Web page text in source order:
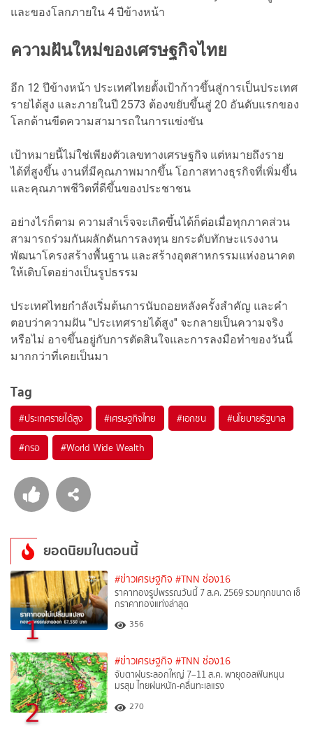
และของโลกภายใน 4 ปีข้างหน้า
ความฝันใหม่ของเศรษฐกิจไทย
อีก 12 ปีข้างหน้า ประเทศไทยตั้งเป้าก้าวขึ้นสู่การเป็นประเทศ
รายได้สูง และภายในปี 2573 ต้องขยับขึ้นสู่ 20 อันดับแรกของ
โลกด้านขีดความสามารถในการแข่งขัน
เป้าหมายนี้ไม่ใช่เพียงตัวเลขทางเศรษฐกิจ แต่หมายถึงราย
ได้ที่สูงขึ้น งานที่มีคุณภาพมากขึ้น โอกาสทางธุรกิจที่เพิ่มขึ้น
และคุณภาพชีวิตที่ดีขึ้นของประชาชน
อย่างไรก็ตาม ความสำเร็จจะเกิดขึ้นได้ก็ต่อเมื่อทุกภาคส่วน
สามารถร่วมกันผลักดันการลงทุน ยกระดับทักษะแรงงาน
พัฒนาโครงสร้างพื้นฐาน และสร้างอุตสาหกรรมแห่งอนาคต
ให้เติบโตอย่างเป็นรูปธรรม
ประเทศไทยกำลังเริ่มต้นการนับถอยหลังครั้งสำคัญ และคำ
ตอบว่าความฝัน "ประเทศรายได้สูง" จะกลายเป็นความจริง
หรือไม่ อาจขึ้นอยู่กับการตัดสินใจและการลงมือทำของวันนี้
มากกว่าที่เคยเป็นมา
Tag
#ประเทศรายได้สูง #เศรษฐกิจไทย #เอกชน #นโยบายรัฐบาล
#กรอ #World Wide Wealth
ยอดนิยมในตอนนี้
1
#ข่าวเศรษฐกิจ #TNN ช่อง16
ราคาทองรูปพรรณวันนี้ 7 ส.ค. 2569 รวมทุกขนาด เช็
กราคาทองแท่งล่าสุด
356
2
#ข่าวเศรษฐกิจ #TNN ช่อง16
จับตาฝนระลอกใหญ่ 7–11 ส.ค. พายุดอลฟินหนุน
มรสุม ไทยฝนหนัก-คลื่นทะเลแรง
270